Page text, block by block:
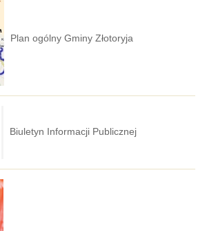
Plan ogólny Gminy Złotoryja
Biuletyn Informacji Publicznej